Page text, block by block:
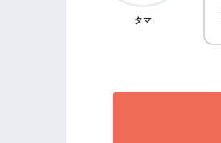
タマ